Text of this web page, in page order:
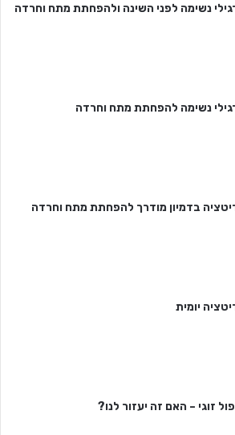
נשימה לפני השינה ולהפחתת מתח וחרדה
נשימה להפחתת מתח וחרדה
בדמיון מודרך להפחתת מתח וחרדה
יומית
זוגי – האם זה יעזור לנו?